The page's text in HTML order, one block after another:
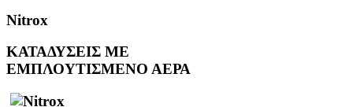
Nitrox
ΚΑΤΑΔΥΣΕΙΣ ΜΕ
ΕΜΠΛΟΥΤΙΣΜΕΝΟ ΑΕΡΑ